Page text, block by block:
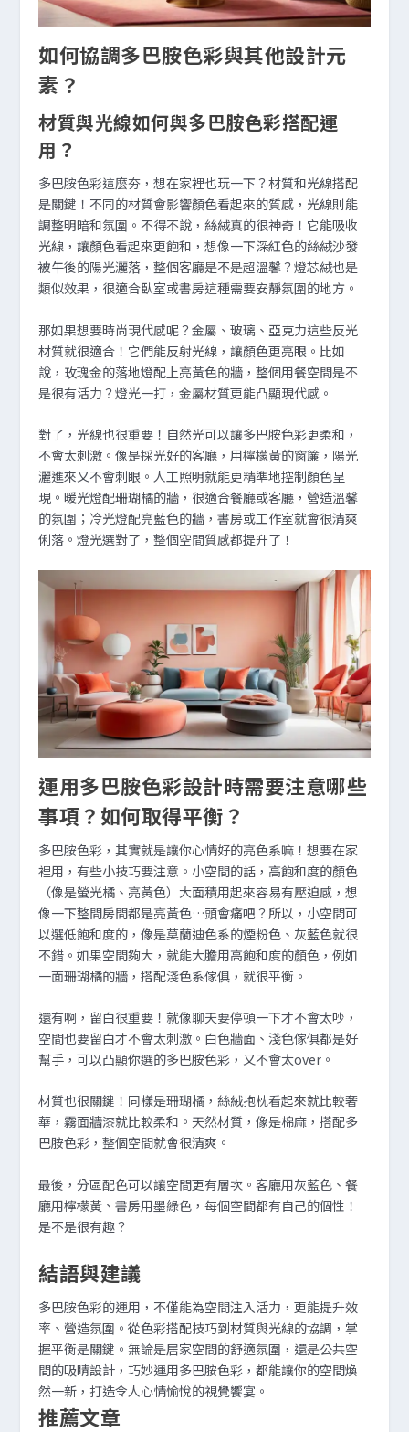
如何協調多巴胺色彩與其他設計元
素？
材質與光線如何與多巴胺色彩搭配運
用？
多巴胺色彩這麼夯，想在家裡也玩一下？材質和光線搭配
是關鍵！不同的材質會影響顏色看起來的質感，光線則能
調整明暗和氛圍。不得不說，絲絨真的很神奇！它能吸收
光線，讓顏色看起來更飽和，想像一下深紅色的絲絨沙發
被午後的陽光灑落，整個客廳是不是超溫馨？燈芯絨也是
類似效果，很適合臥室或書房這種需要安靜氛圍的地方。
那如果想要時尚現代感呢？金屬、玻璃、亞克力這些反光
材質就很適合！它們能反射光線，讓顏色更亮眼。比如
說，玫瑰金的落地燈配上亮黃色的牆，整個用餐空間是不
是很有活力？燈光一打，金屬材質更能凸顯現代感。
對了，光線也很重要！自然光可以讓多巴胺色彩更柔和，
不會太刺激。像是採光好的客廳，用檸檬黃的窗簾，陽光
灑進來又不會刺眼。人工照明就能更精準地控制顏色呈
現。暖光燈配珊瑚橘的牆，很適合餐廳或客廳，營造溫馨
的氛圍；冷光燈配亮藍色的牆，書房或工作室就會很清爽
俐落。燈光選對了，整個空間質感都提升了！
運用多巴胺色彩設計時需要注意哪些
事項？如何取得平衡？
多巴胺色彩，其實就是讓你心情好的亮色系嘛！想要在家
裡用，有些小技巧要注意。小空間的話，高飽和度的顏色
（像是螢光橘、亮黃色）大面積用起來容易有壓迫感，想
像一下整間房間都是亮黃色…頭會痛吧？所以，小空間可
以選低飽和度的，像是莫蘭迪色系的煙粉色、灰藍色就很
不錯。如果空間夠大，就能大膽用高飽和度的顏色，例如
一面珊瑚橘的牆，搭配淺色系傢俱，就很平衡。
還有啊，留白很重要！就像聊天要停頓一下才不會太吵，
空間也要留白才不會太刺激。白色牆面、淺色傢俱都是好
幫手，可以凸顯你選的多巴胺色彩，又不會太over。
材質也很關鍵！同樣是珊瑚橘，絲絨抱枕看起來就比較奢
華，霧面牆漆就比較柔和。天然材質，像是棉麻，搭配多
巴胺色彩，整個空間就會很清爽。
最後，分區配色可以讓空間更有層次。客廳用灰藍色、餐
廳用檸檬黃、書房用墨綠色，每個空間都有自己的個性！
是不是很有趣？
結語與建議
多巴胺色彩的運用，不僅能為空間注入活力，更能提升效
率、營造氛圍。從色彩搭配技巧到材質與光線的協調，掌
握平衡是關鍵。無論是居家空間的舒適氛圍，還是公共空
間的吸睛設計，巧妙運用多巴胺色彩，都能讓你的空間煥
然一新，打造令人心情愉悅的視覺饗宴。
推薦文章